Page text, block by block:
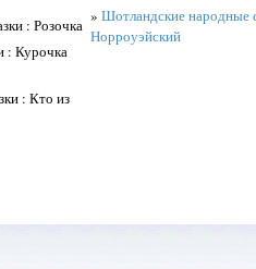
: Розочка
: Курочка
: Кто из
» Шотландские народные
Норроуэйский